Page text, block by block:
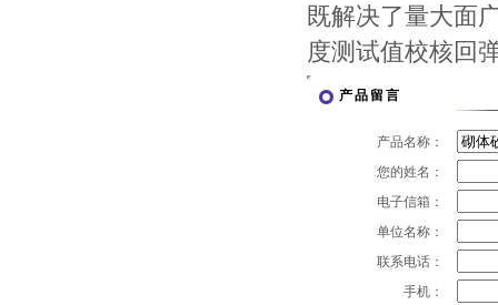
既解决了量大面
度测试值校核回
产品留言
产品名称：
您的姓名：
电子信箱：
单位名称：
联系电话：
手机：